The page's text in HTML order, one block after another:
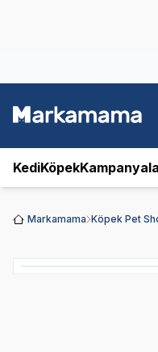
KediKöpek
Markamama Köpek Pet